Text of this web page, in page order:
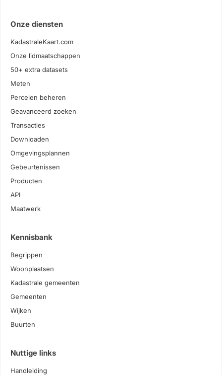
Onze diensten
KadastraleKaart.com
Onze lidmaatschappen
50+ extra datasets
Meten
Percelen beheren
Geavanceerd zoeken
Transacties
Downloaden
Omgevingsplannen
Gebeurtenissen
Producten
API
Maatwerk
Kennisbank
Begrippen
Woonplaatsen
Kadastrale gemeenten
Gemeenten
Wijken
Buurten
Nuttige links
Handleiding